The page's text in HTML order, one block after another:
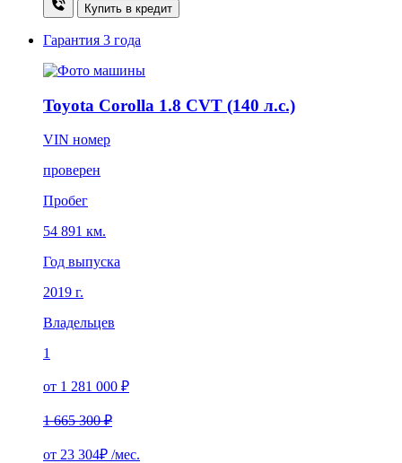
Купить в кредит
Гарантия 3 года
Toyota Corolla 1.8 CVT (140 л.с.)
VIN номер
проверен
Пробег
54 891 км.
Год выпуска
2019 г.
Владельцев
1
от 1 281 000 ₽
1 665 300 ₽
от 23 304₽ /мес.